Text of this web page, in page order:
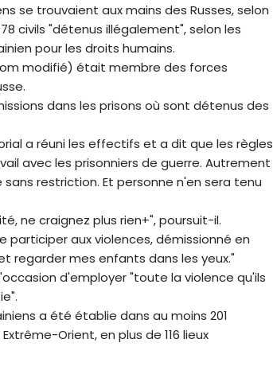
se trouvaient aux mains des Russes, selon
civils "détenus illégalement", selon les
pour les droits humains.
modifié) était membre des forces
dans les prisons où sont détenus des
a réuni les effectifs et a dit que les règles
avec les prisonniers de guerre. Autrement
restriction. Et personne n'en sera tenu
ne craignez plus rien+", poursuit-il.
participer aux violences, démissionné en
regarder mes enfants dans les yeux."
d'employer "toute la violence qu'ils
a été établie dans au moins 201
Orient, en plus de 116 lieux